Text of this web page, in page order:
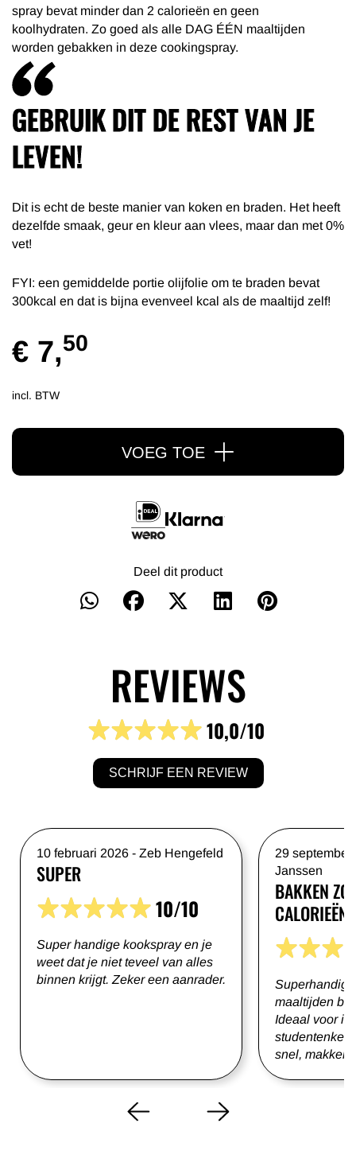
spray bevat minder dan 2 calorieën en geen
koolhydraten. Zo goed als alle DAG ÉÉN maaltijden
worden gebakken in deze cookingspray.
GEBRUIK DIT DE REST VAN JE
LEVEN!
Dit is echt de beste manier van koken en braden. Het heeft
dezelfde smaak, geur en kleur aan vlees, maar dan met 0%
vet!
FYI: een gemiddelde portie olijfolie om te braden bevat
300kcal en dat is bijna evenveel kcal als de maaltijd zelf!
€ 7,50
incl. BTW
VOEG TOE
Deel dit product
REVIEWS
10,0/10
SCHRIJF EEN REVIEW
10 februari 2026 - Zeb Hengefeld
SUPER
10/10
Super handige kookspray en je
weet dat je niet teveel van alles
binnen krijgt. Zeker een aanrader.
29 september
Janssen
BAKKEN
CALORIEËN
Superhandig
maaltijden
Ideaal voor in
snel,